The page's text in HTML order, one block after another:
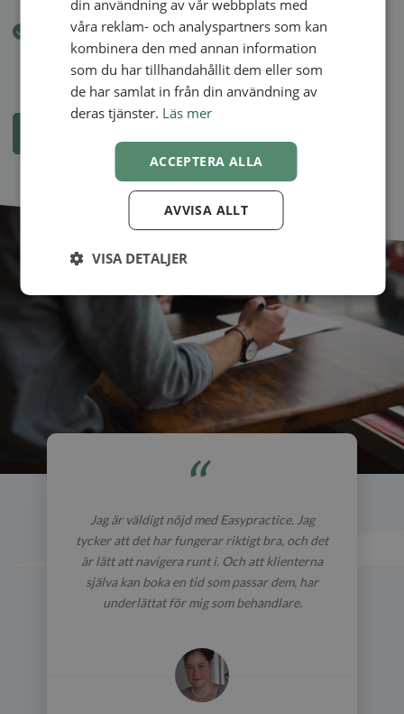
verksamhet/klinik
Upprätta flera separata kalendrar för dig med flera
medarbetare eller olika lokaler.
Jag är väldigt nöjd med Easypractice. Jag
tycker att det har fungerar riktigt bra, och det
är lätt att navigera runt i. Och att klienterna
själva kan boka en tid som passar dem, har
underlättat för mig som behandlare.
din användning av vår webbplats med
våra reklam- och analyspartners som kan
kombinera den med annan information
som du har tillhandahållit dem eller som
de har samlat in från din användning av
deras tjänster. Läs mer
ACCEPTERA ALLA
AVVISA ALLT
VISA DETALJER